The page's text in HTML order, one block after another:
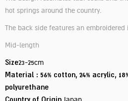
hot springs around the country.
The back side features an
Mid-length
Size23-25cm
Material : 56% cotton, 24% acrylic,
polyurethane